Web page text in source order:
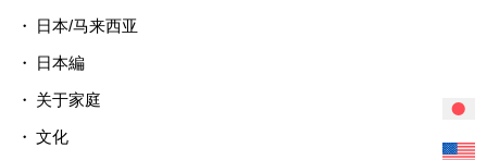
日本/马来西亚
日本編
关于家庭
文化